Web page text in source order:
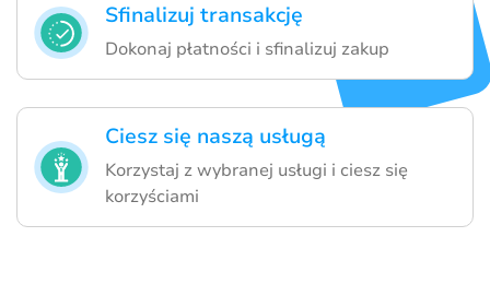
Sfinalizuj transakcję
Dokonaj płatności i sfinalizuj zakup
Ciesz się naszą usługą
Korzystaj z wybranej usługi i ciesz się
korzyściami